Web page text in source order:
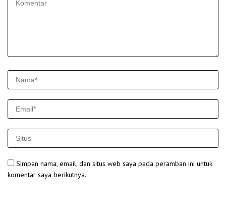
Simpan nama, email, dan situs web saya pada peramban ini untuk
komentar saya berikutnya.